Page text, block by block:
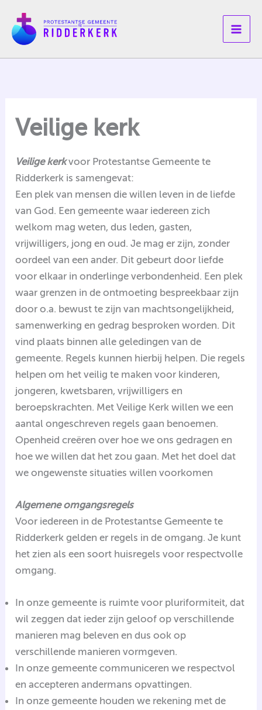
naar
inhoud
Veilige kerk
Veilige kerkvoor Protestantse Gemeente te
Ridderkerk is samengevat:
Een plek van mensen die willen leven in de liefde
van God. Een gemeente waar iedereen zich
welkom mag weten, dus leden, gasten,
vrijwilligers, jong en oud. Je mag er zijn, zonder
oordeel van een ander. Dit gebeurt door liefde
voor elkaar in onderlinge verbondenheid. Een plek
waar grenzen in de ontmoeting bespreekbaar zijn
door o.a. bewust te zijn van machtsongelijkheid,
samenwerking en gedrag besproken worden. Dit
vind plaats binnen alle geledingen van de
gemeente. Regels kunnen hierbij helpen. Die regels
helpen om het veilig te maken voor kinderen,
jongeren, kwetsbaren, vrijwilligers en
beroepskrachten. Met Veilige Kerk willen we een
aantal ongeschreven regels gaan benoemen.
Openheid creëren over hoe we ons gedragen en
hoe we willen dat het zou gaan. Met het doel dat
we ongewenste situaties willen voorkomen
Algemene omgangsregels
Voor iedereen in de Protestantse Gemeente te
Ridderkerk gelden er regels in de omgang. Je kunt
het zien als een soort huisregels voor respectvolle
omgang.
In onze gemeente is ruimte voor pluriformiteit, dat
wil zeggen dat ieder zijn geloof op verschillende
manieren mag beleven en dus ook op
verschillende manieren vormgeven.
In onze gemeente communiceren we respectvol
en accepteren andermans opvattingen.
In onze gemeente houden we rekening met de